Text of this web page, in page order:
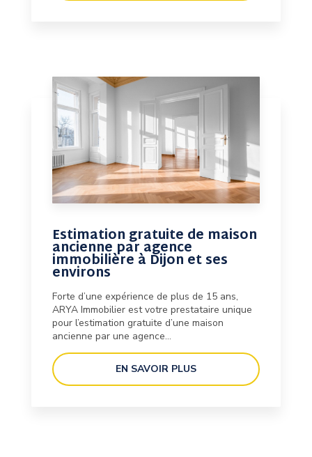
Estimation gratuite de maison
ancienne par agence
immobilière à Dijon et ses
environs
Forte d’une expérience de plus de 15 ans,
ARYA Immobilier est votre prestataire unique
pour l’estimation gratuite d’une maison
ancienne par une agence...
EN SAVOIR PLUS